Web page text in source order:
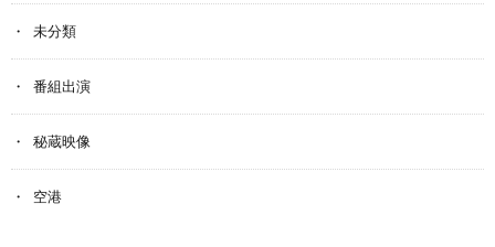
未分類
番組出演
秘蔵映像
空港